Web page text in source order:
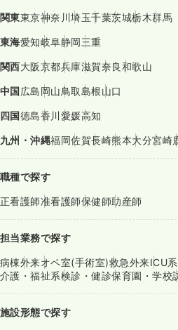
関東東京神奈川埼玉千葉茨城栃木群馬
東海愛知岐阜静岡三重
関西大阪京都兵庫滋賀奈良和歌山
中国広島岡山鳥取島根山口
四国徳島香川愛媛高知
九州・沖縄福岡佐賀長崎熊本大分宮崎
職種で探す
正看護師准看護師保健師助産師
担当業務で探す
病棟外来オペ室(手術室)救急外来ICU系
介護・福祉系検診・健診保育園・学校
施設形態で探す